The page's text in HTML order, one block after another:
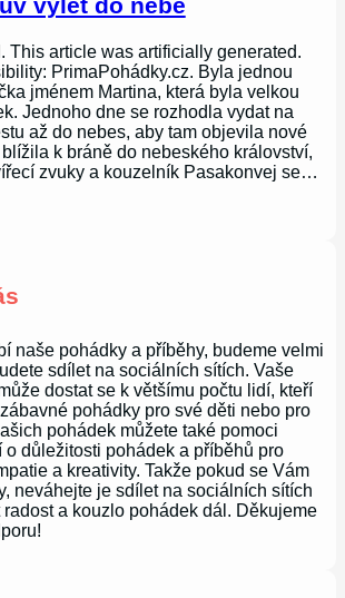
This article was artificially generated.
PrimaPohádky.cz. Byla jednou
jménem Martina, která byla velkou
Jednoho dne se rozhodla vydat na
až do nebes, aby tam objevila nové
k bráně do nebeského království,
zvuky a kouzelník Pasakonvej se…
naše pohádky a příběhy, budeme velmi
sdílet na sociálních sítích. Vaše
dostat se k většímu počtu lidí, kteří
pohádky pro své děti nebo pro
pohádek můžete také pomoci
o důležitosti pohádek a příběhů pro
a kreativity. Takže pokud se Vám
neváhejte je sdílet na sociálních sítích
a kouzlo pohádek dál. Děkujeme